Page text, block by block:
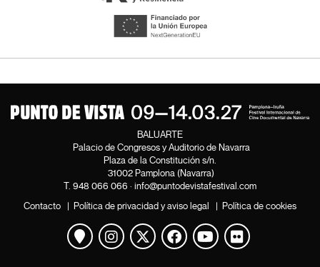
BALUARTE
Palacio de Congresos y Auditorio de Navarra
Plaza de la Constitución s/n.
31002 Pamplona (Navarra)
T. 948 066 066 · info@puntodevistafestival.com
Contacto | Política de privacidad y aviso legal | Política de cookies
Ver mapa
Instagram
Twitter
Facebook
Youtube
Flickr